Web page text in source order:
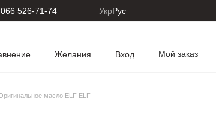
066 526-71-74 УкрРус
Желания Вход Мой заказ
масло ELF ELF